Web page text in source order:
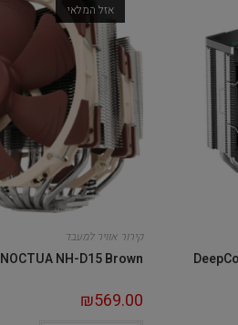
אזל המלאי
קירור אוויר למעבד
NOCTUA NH-D15 Brown
₪569.00